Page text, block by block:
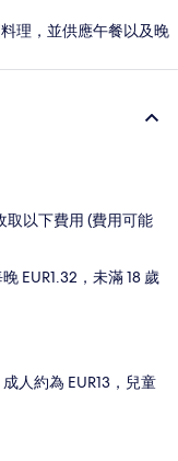
理，並供應午餐以及晚
取以下費用 (費用可能
EUR1.32，未滿 18 歲
人約為 EUR13，兒童